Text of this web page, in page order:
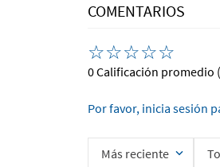
COMENTARIOS
☆☆☆☆☆
0 Calificación promedio
Por favor, inicia sesión
Más reciente